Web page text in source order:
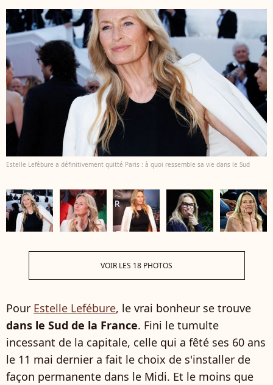
Estelle Lefébure a définitivement quitté Paris : à quoi ressemble sa vie dans le Sud
VOIR LES 18 PHOTOS
Pour Estelle Lefébure, le vrai bonheur se trouve
dans le Sud de la France. Fini le tumulte
incessant de la capitale, celle qui a fêté ses 60 ans
le 11 mai dernier a fait le choix de s'installer de
façon permanente dans le Midi. Et le moins que